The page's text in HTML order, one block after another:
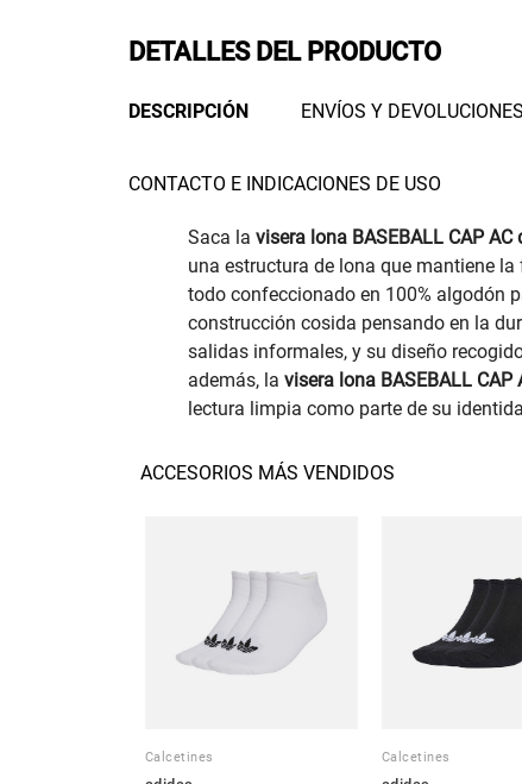
DETALLES DEL PRODUCTO
DESCRIPCIÓN ENVÍOS Y DEVOLUCIONES
CONTACTO E INDICACIONES DE USO
Saca la visera lona BASEBALL CAP AC
una estructura de lona que mantiene
todo confeccionado en 100% algodón
construcción cosida pensando en la
salidas informales, y su diseño
además, la visera lona BASEBALL CAP
lectura limpia como parte de su
ACCESORIOS MÁS VENDIDOS
Calcetines Calcetines